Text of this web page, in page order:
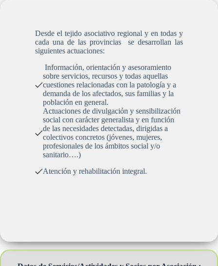
Desde el tejido asociativo regional y en todas y
cada una de las provincias se desarrollan las
siguientes actuaciones:
Información, orientación y asesoramiento
sobre servicios, recursos y todas aquellas
cuestiones relacionadas con la patología y a
demanda de los afectados, sus familias y la
población en general.
Actuaciones de divulgación y sensibilización
social con carácter generalista y en función
de las necesidades detectadas, dirigidas a
colectivos concretos (jóvenes, mujeres,
profesionales de los ámbitos social y/o
sanitario….)
Atención y rehabilitación integral.